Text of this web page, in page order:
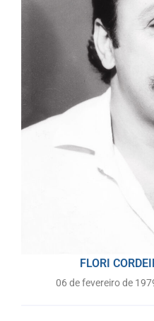
FLORI
06 de fevereiro de